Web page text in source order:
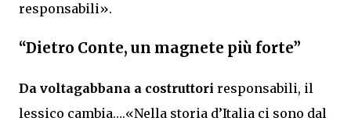
responsabili».
“Dietro Conte, un magnete più forte”
Da voltagabbana a costruttori responsabili, il
lessico cambia….«Nella storia d’Italia ci sono dal